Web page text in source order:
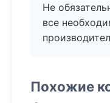
Не
все
Похожие